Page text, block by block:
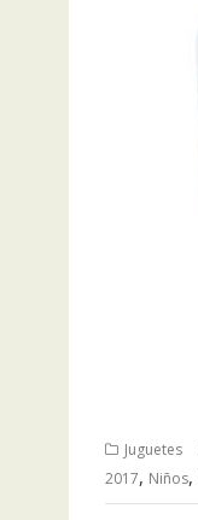
Juguetes
2017, Niños,